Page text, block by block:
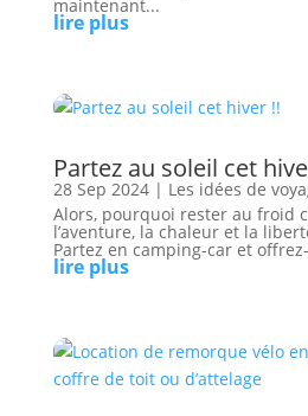
maintenant...
lire plus
Partez au soleil cet
28 Sep 2024| Les idées de
Alors, pourquoi rester au froid
l’aventure, la chaleur et la
Partez en camping-car et
lire plus